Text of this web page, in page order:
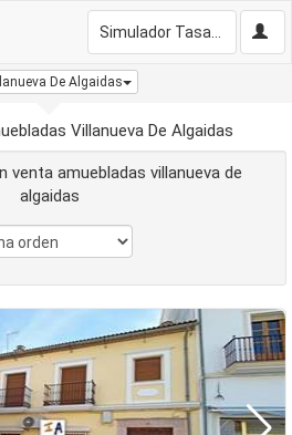
De Algaidas
Villanueva De Algaidas
algaidas